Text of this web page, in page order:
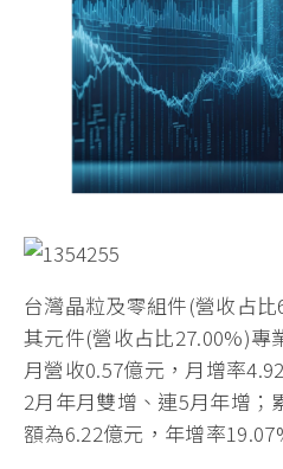
台灣晶粒及零組件(營收占
其元件(營收占比27.00%)專
月營收0.57億元，月增率
2月年月雙增、連5月年增；
額為6.22億元，年增率